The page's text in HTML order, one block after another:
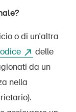
o di un'altra
delle
da un
nella